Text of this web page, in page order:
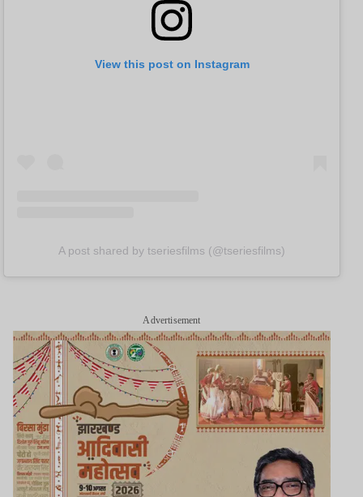
View this post on Instagram
A post shared by tseriesfilms (@tseriesfilms)
Advertisement